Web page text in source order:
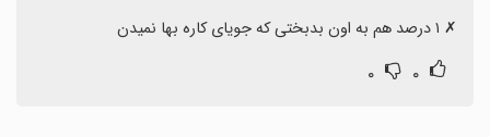
‏✗ ۱ درصد هم به اون بدبختی که جویای کاره بها نمیدن
۰ ۰